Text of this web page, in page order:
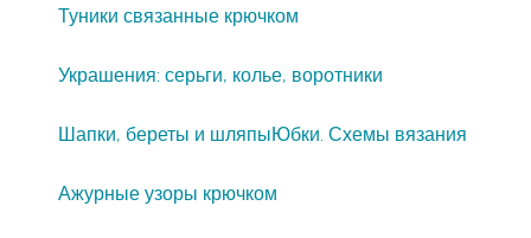
Туники связанные крючком
Украшения: серьги, колье, воротники
Шапки, береты и шляпыЮбки. Схемы вязания
Ажурные узоры крючком